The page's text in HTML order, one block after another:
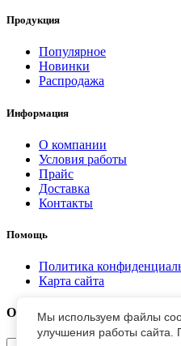
Продукция
Популярное
Новинки
Распродажа
Информация
О компании
Условия работы
Прайс
Доставка
Контакты
Помощь
Политика
Карта сайта
Отправить заявку
Мы используем файлы
улучшения работы сайта.